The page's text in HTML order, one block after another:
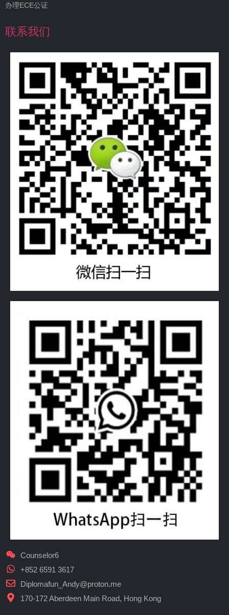
办理ECE公证
联系我们
Counselor6
+852 6591 3617
Diplomafun_Andy@proton.me
170-172 Aberdeen Main Road, Hong Kong